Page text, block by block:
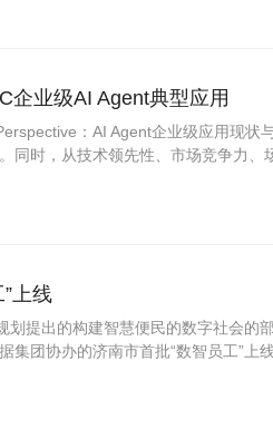
企业级AI Agent典型应用
：AI Agent企业级应用现状
同时，从技术领先性、市场竞争力
上线
划提出的构建智慧便民的数字社会
集团协办的济南市首批“数智员工”上